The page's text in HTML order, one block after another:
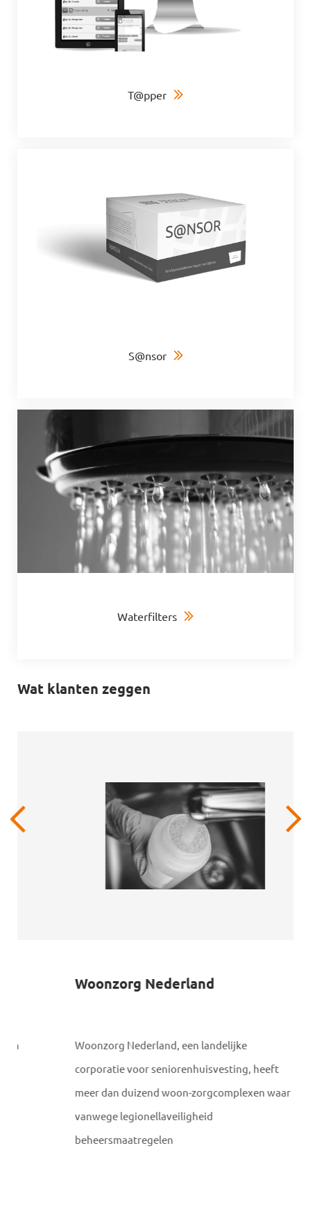
T@pper
S@nsor
Waterfilters
Wat klanten zeggen
Woonzorg Nederland
Woonzorg Nederland, een landelijke
corporatie voor seniorenhuisvesting, heeft
meer dan duizend woon-zorgcomplexen waar
vanwege legionellaveiligheid
beheersmaatregelen